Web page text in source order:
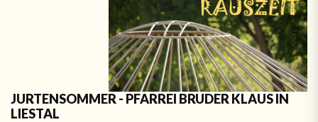
JURTENSOMMER - PFARREI BRUDER KLAUS IN
LIESTAL